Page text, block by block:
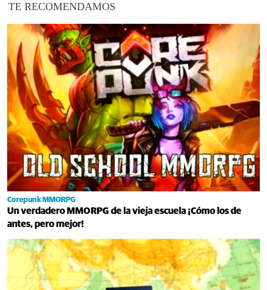
TE RECOMENDAMOS
Corepunk MMORPG
Un verdadero MMORPG de la vieja escuela ¡Cómo los de
antes, pero mejor!